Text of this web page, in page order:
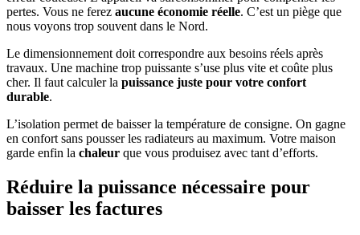
pertes. Vous ne ferez aucune économie réelle. C’est un piège que
nous voyons trop souvent dans le Nord.
Le dimensionnement doit correspondre aux besoins réels après
travaux. Une machine trop puissante s’use plus vite et coûte plus
cher. Il faut calculer la puissance juste pour votre confort
durable.
L’isolation permet de baisser la température de consigne. On gagne
en confort sans pousser les radiateurs au maximum. Votre maison
garde enfin la chaleur que vous produisez avec tant d’efforts.
Réduire la puissance nécessaire pour
baisser les factures